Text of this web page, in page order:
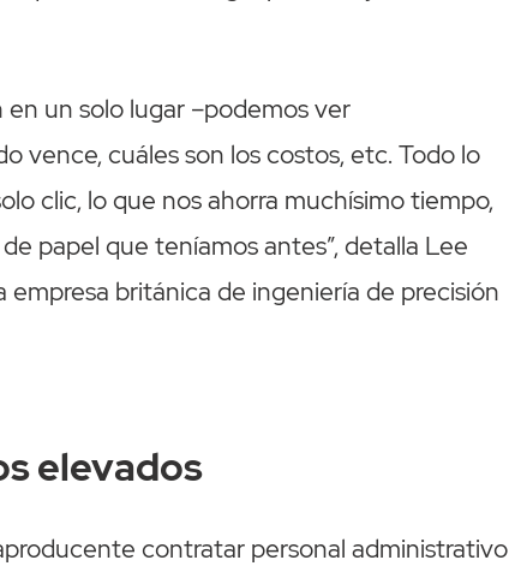
un solo lugar –podemos ver
vence, cuáles son los costos, etc. Todo lo
clic, lo que nos ahorra muchísimo tiempo,
papel que teníamos antes”, detalla Lee
británica de ingeniería de precisión
elevados
contratar personal administrativo